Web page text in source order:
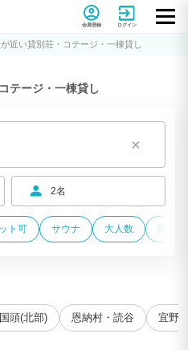
トTABILMO(タビルモ)
会員登録 ログイン
近い貸別荘・コテージ・一棟貸し
テージ・一棟貸し
×
2名
ト可 サウナ 大人数 海が
頭(北部) 恩納村・読谷 宜野